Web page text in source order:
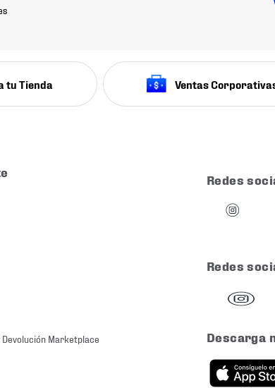
tu Tienda Ventas
Marketplace
Redes
Redes
Descarga